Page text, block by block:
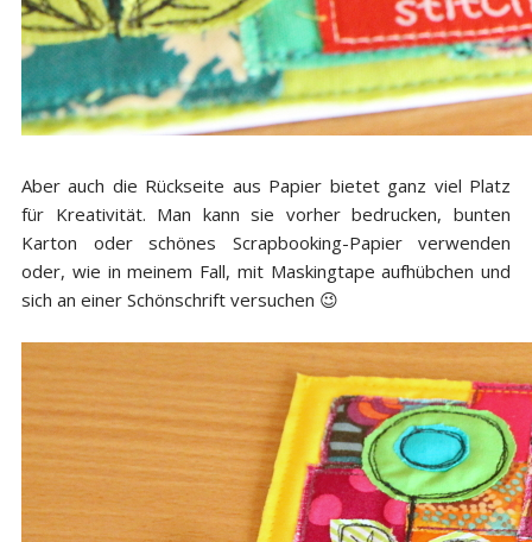
Aber auch die Rückseite aus Papier bietet ganz viel Platz
für Kreativität. Man kann sie vorher bedrucken, bunten
Karton oder schönes Scrapbooking-Papier verwenden
oder, wie in meinem Fall, mit Maskingtape aufhübchen und
sich an einer Schönschrift versuchen 😉